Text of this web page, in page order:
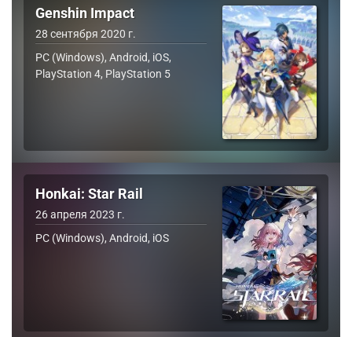
Genshin Impact
28 сентября 2020 г.
PC (Windows), Android, iOS,
PlayStation 4, PlayStation 5
Honkai: Star Rail
26 апреля 2023 г.
PC (Windows), Android, iOS